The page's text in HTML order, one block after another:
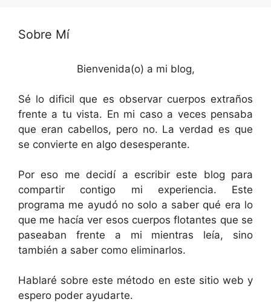
Sobre Mí
Bienvenida(o) a mi blog,
Sé lo dificil que es observar cuerpos extraños
frente a tu vista. En mi caso a veces pensaba
que eran cabellos, pero no. La verdad es que
se convierte en algo desesperante.
Por eso me decidí a escribir este blog para
compartir contigo mi experiencia. Este
programa me ayudó no solo a saber qué era lo
que me hacía ver esos cuerpos flotantes que se
paseaban frente a mi mientras leía, sino
también a saber como eliminarlos.
Hablaré sobre este método en este sitio web y
espero poder ayudarte.